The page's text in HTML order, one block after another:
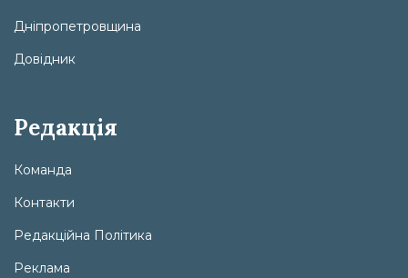
Дніпропетровщина
Довідник
Редакція
Команда
Контакти
Редакційна Політика
Реклама